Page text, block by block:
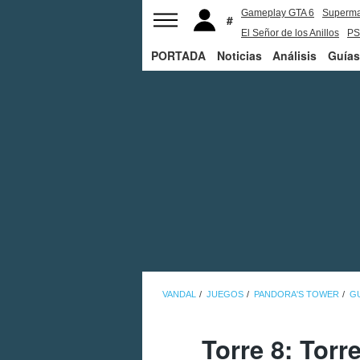
Gameplay GTA 6
El Señor de los Anillos
PORTADA Noticias Análisis Guías
VANDAL JUEGOS PANDORA'S TOWER
Torre 8: